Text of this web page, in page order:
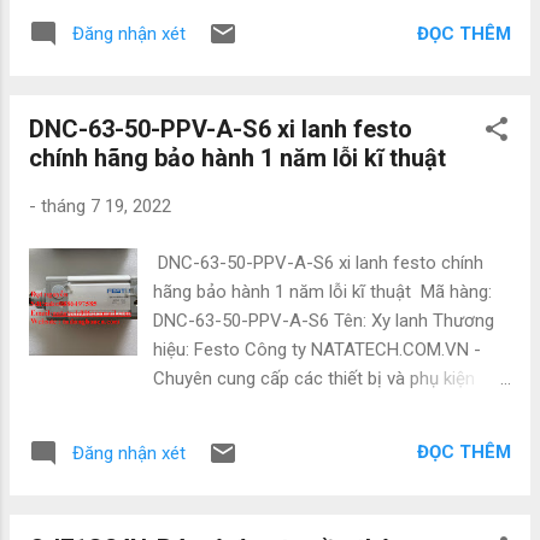
585 • Zalo : 0886 497 585 ...
nhập nên có giá cực kì tốt. Giá bao luôn thị
585 • Zalo : 0886 497 585 • Email :
natatech006@gmail.com • Website :
#CamBien #Sensor #DienTuDongHoa
#GiaRe #ChinhHang #DongCo #Servo
#BoGiamToc #NhapKhau #GiaTot
#ChuyenPhanPhoi #NhaPhanPhoi #DaiLy
#Mitsubishi #Schneider #Omron #Hitachi
#Festo #NangLuongMatTroi #Solar #Energy
#VanDienTu #CoKhi #KhiNen #CoDienTu
Đăng nhận xét ĐỌC THÊM
DNC-63-50-PPV-A-S6 xi lanh festo
chính hãng bảo hành 1 năm lỗi kĩ thuật
- tháng 7 19, 2022
DNC-63-50-PPV-A-S6 xi lanh festo chính
hãng bảo hành 1 năm lỗi kĩ thuật Mã hàng:
DNC-63-50-PPV-A-S6 Tên: Xy lanh Thương
hiệu: Festo Công ty NATATECH.COM.VN -
Chuyên cung cấp các thiết bị và phụ kiện
Festo, Norgen ,Omron , Wago và các sản
Đăng nhận xét ĐỌC THÊM